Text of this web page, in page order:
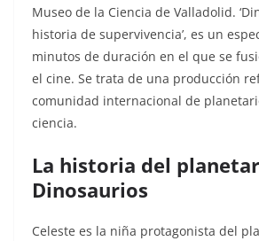
Museo de la Ciencia de Valladolid.
historia de supervivencia’, es un
minutos de duración en el que se
el cine. Se trata de una producción
comunidad internacional de
ciencia.
La historia del
Dinosaurios
Celeste es la niña protagonista del